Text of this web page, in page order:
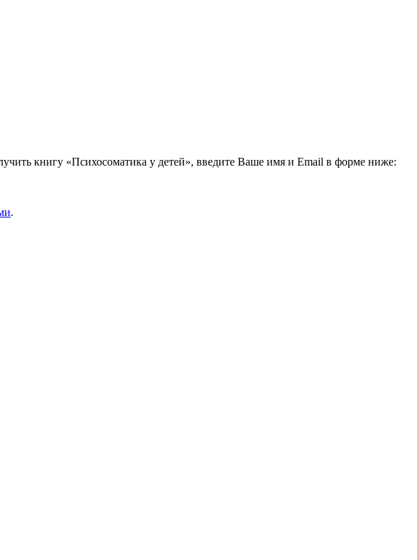
книгу «Психосоматика у детей», введите Ваше имя и Email в форме ниже:
.